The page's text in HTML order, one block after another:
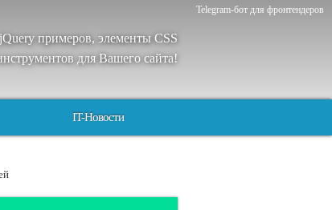
Telegram-бот для фронтендеров
jQuery примеров, элементы CSS
для Вашего сайта!
IT-Новости